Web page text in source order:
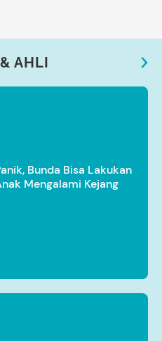
AHLI
Bunda Bisa Lakukan
Mengalami Kejang